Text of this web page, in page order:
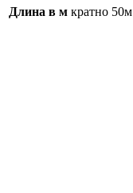
Длина в м кратно 50м